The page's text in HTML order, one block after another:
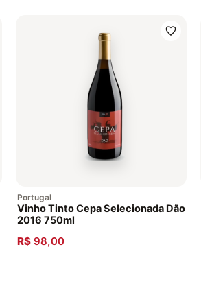
Portugal
Vinho Tinto Cepa Selecionada Dão
2016 750ml
R$ 98,00